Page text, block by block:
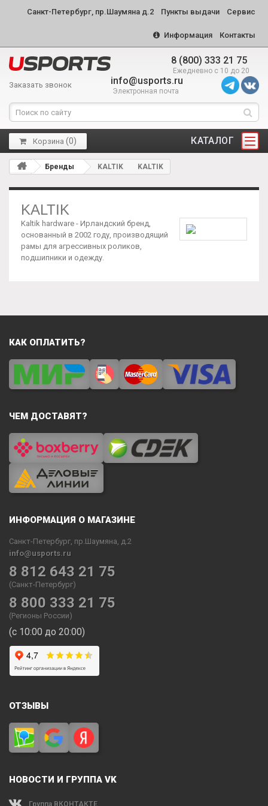
Санкт-Петербург, пр.Шаумяна д.2 Пункты выдачи Сервис
Информация Контакты
8 (800) 333 21 75
Ежедневно с 10 до 20
Заказать звонок info@usports.ru
Электронная почта
КАТАЛОГ
Корзина (0)
Бренды KALTIK KALTIK
KALTIK
Kaltik hardware - Ирландский бренд,
основанный в 2002 году, производящий
рамы для агрессивных роликов,
подшипники и одежду.
КАК ОПЛАТИТЬ?
ЧЕМ ДОСТАВЯТ?
ИНФОРМАЦИЯ О МАГАЗИНЕ
Санкт-Петербург, пр.Шаумяна, д.2
info@usports.ru
8 812 643 21 75
(Санкт-Петербург)
8 800 333 21 75
(Регионы России)
(с 10:00 до 20:00)
ОТЗЫВЫ
НОВОСТИ И ГРУППА VK
Группа ВКОНТАКТЕ